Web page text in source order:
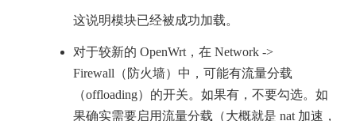
这说明模块已经被成功加载。
对于较新的 OpenWrt，在 Network ->
Firewall（防火墙）中，可能有流量分载
（offloading）的开关。如果有，不要勾选。如
果确实需要启用流量分载（大概就是 nat 加速，